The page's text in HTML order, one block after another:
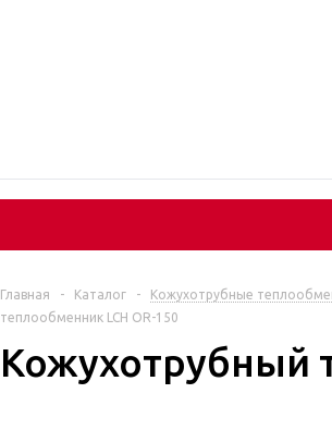
Главная - Каталог - Кожухотрубные
теплообменник LCH OR-150
Кожухотрубный